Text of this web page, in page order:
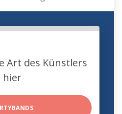
Art des Künstlers
hier